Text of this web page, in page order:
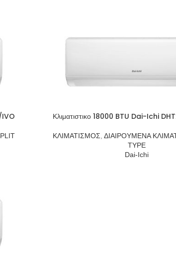
IVO Κλιματιστικο 18000 BTU Dai-Ichi
ΚΛΙΜΑΤΙΣΜΟΣ ΔΙΑΙΡΟΥΜΕΝΑ
TYPE
Dai-Ichi